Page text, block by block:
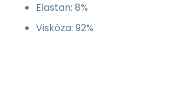
Elastan: 8%
Viskóza: 92%